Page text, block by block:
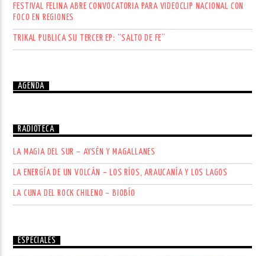
FESTIVAL FELINA ABRE CONVOCATORIA PARA VIDEOCLIP NACIONAL CON
FOCO EN REGIONES
TRIKAL PUBLICA SU TERCER EP: “SALTO DE FE”
AGENDA
RADIOTECA
LA MAGIA DEL SUR – AYSÉN Y MAGALLANES
LA ENERGÍA DE UN VOLCÁN – LOS RÍOS, ARAUCANÍA Y LOS LAGOS
LA CUNA DEL ROCK CHILENO – BIOBÍO
ESPECIALES